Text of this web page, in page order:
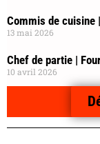
Commis de cuisine
13 mai 2026
Chef de partie |
10 avril 2026